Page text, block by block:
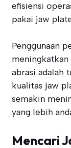
efisiensi
pakai jaw
Penggunaan
abrasi adalah
kualitas jaw
semakin
yang lebih
Mencari